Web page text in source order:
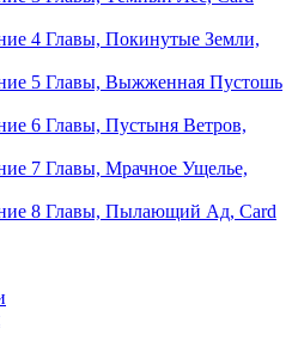
4 Главы, Покинутые Земли,
5 Главы, Выжженная Пустошь
6 Главы, Пустыня Ветров,
7 Главы, Мрачное Ущелье,
8 Главы, Пылающий Ад, Card